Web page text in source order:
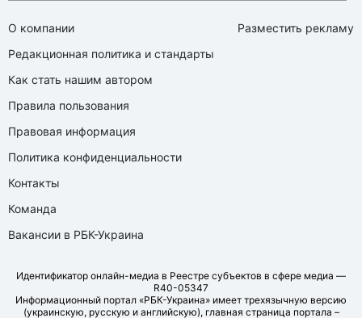
О компании
Редакционная политика и стандарты
Как стать нашим автором
Правила пользования
Правовая информация
Политика конфиденциальности
Контакты
Команда
Вакансии в РБК-Украина
Разместить рекламу
Идентификатор онлайн-медиа в Реестре субъектов в сфере медиа —
R40-05347
Информационный портал «РБК-Украина» имеет трехязычную версию
(украинскую, русскую и английскую), главная страница портала –